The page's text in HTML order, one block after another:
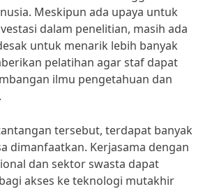
Meskipun ada upaya untuk
dalam penelitian, masih ada
untuk menarik lebih banyak
pelatihan agar staf dapat
ilmu pengetahuan dan
tersebut, terdapat banyak
dimanfaatkan. Kerjasama dengan
dan sektor swasta dapat
akses ke teknologi mutakhir